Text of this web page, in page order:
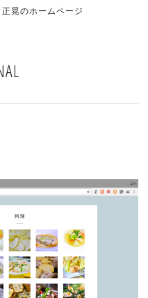
晃のホームページ